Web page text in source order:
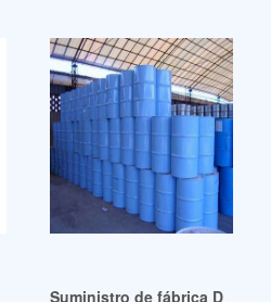
DOTP al mejor precio
Suministro de fábrica Datos